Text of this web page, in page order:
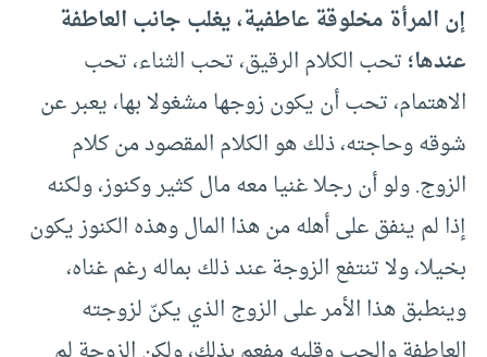
إن المرأة مخلوقة عاطفية، يغلب جانب العاطفة
عندها؛تحب الكلام الرقيق، تحب الثناء، تحب
الاهتمام، تحب أن يكون زوجها مشغولا بها، يعبر عن
شوقه وحاجته، ذلك هو الكلام المقصود من كلام
الزوج. ولو أن رجلا غنيا معه مال كثير وكنوز، ولكنه
إذا لم ينفق على أهله من هذا المال وهذه الكنوز يكون
بخيلا، ولا تنتفع الزوجة عند ذلك بماله رغم غناه،
وينطبق هذا الأمر على الزوج الذي يكنّ لزوجته